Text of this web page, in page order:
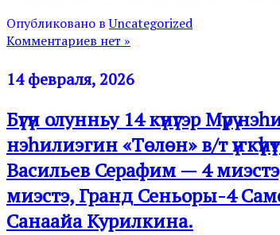
Опубликовано вUncategorized
Комментариев нет »
14 февраля, 2026
Бүгүн олунньу 14 күнүгэр Мүрү
нэһилиэгин «Төлөн» в/т
Васильев Серафим — 4
миэстэ, Гранд Сеньоры-4
Санаайа Курилкина.